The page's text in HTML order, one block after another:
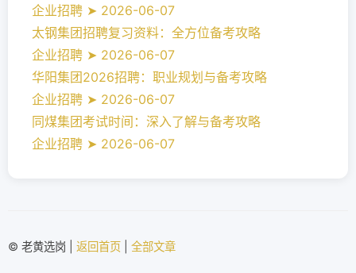
企业招聘 ➤ 2026-06-07
太钢集团招聘复习资料：全方位备考攻略
企业招聘 ➤ 2026-06-07
华阳集团2026招聘：职业规划与备考攻略
企业招聘 ➤ 2026-06-07
同煤集团考试时间：深入了解与备考攻略
企业招聘 ➤ 2026-06-07
© 老黄选岗 | 返回首页 全部文章